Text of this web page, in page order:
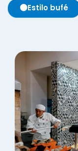
Estilo bufé